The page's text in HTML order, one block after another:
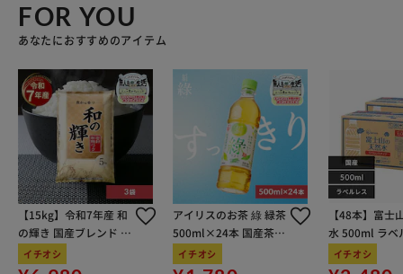
FOR YOU
あなたにおすすめのアイテム
【15kg】令和7年産 和
の輝き 国産ブレンド 5
kg×3袋
イチオシ
アイリスのお茶 綠 緑茶
500ml×24本 国産茶葉
100％使用
イチオシ
【48本】富士
水 500ml ラベ
イチオシ